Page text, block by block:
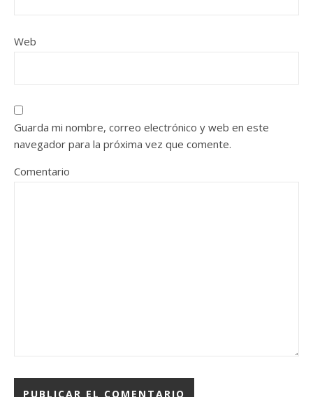
Web
Guarda mi nombre, correo electrónico y web en este
navegador para la próxima vez que comente.
Comentario